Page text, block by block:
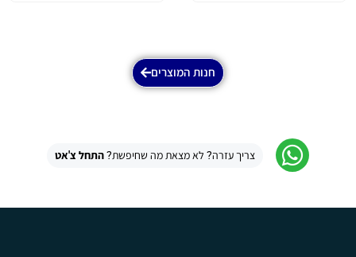
חנות המוצרים
צריך עזרה? לא מצאת מה שחיפשת?התחל צ'אט